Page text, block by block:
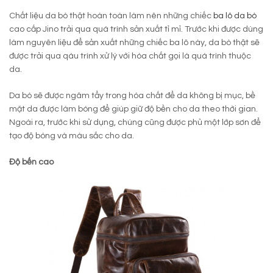
Chất liệu da bò thật hoàn toàn làm nên những chiếc ba lô da bò
cao cấp Jino trải qua quá trình sản xuất tỉ mỉ. Trước khi được dùng
làm nguyên liệu để sản xuất những chiếc ba lô này, da bò thật sẽ
được trải qua qáu trình xử lý với hóa chất gọi là quá trình thuộc
da.
Da bò sẽ được ngâm tẩy trong hóa chất để da không bị mục, bề
mặt da được làm bóng để giúp giữ độ bền cho da theo thời gian.
Ngoài ra, trước khi sử dụng, chúng cũng được phủ một lớp sơn để
tạo độ bóng và màu sắc cho da.
Độ bến cao